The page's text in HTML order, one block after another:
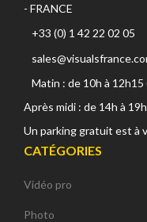
- FRANCE
+33 (0) 1 42 22 02 05
Matin : de 10h à
Après midi : de 14h à
Un parking gratuit est à
CATÉGORIES
Vidéo pro
Photo